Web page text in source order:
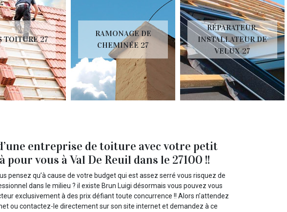
TOITURE 27
RAMONAGE DE
CHEMINÉE 27
RÉPARATEUR,
INSTALLATEUR DE
VELUX 27
entreprise de toiture avec votre petit
vous à Val De Reuil dans le 27100 !!
pensez qu’à cause de votre budget qui est assez serré vous risquez de
dans le milieu ? il existe Brun Luigi désormais vous pouvez vous
exclusivement à des prix défiant toute concurrence !! Alors n’attendez
ou contactez-le directement sur son site internet et demandez à ce